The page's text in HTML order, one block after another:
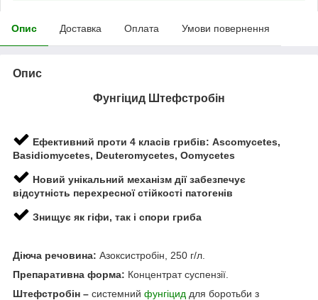
Опис Доставка Оплата Умови повернення
Опис
Фунгіцид Штефстробін
Ефективний проти 4 класів грибів: Ascomycetes,
Basidiomycetes, Deuteromycetes, Oomycetes
Новий унікальний механізм дії забезпечує
відсутність перехресної стійкості патогенів
Знищує як гіфи, так і спори гриба
Діюча речовина: Азоксистробін, 250 г/л.
Препаративна форма: Концентрат суспензії.
Штефстробін – системний фунгіцид для боротьби з